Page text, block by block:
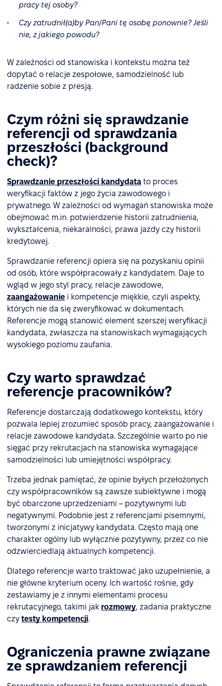
pracy tej osoby?
Czy zatrudnił(a)by Pan/Pani tę osobę ponownie? Jeśli
nie, z jakiego powodu?
W zależności od stanowiska i kontekstu można też
dopytać o relacje zespołowe, samodzielność lub
radzenie sobie z presją.
Czym różni się sprawdzanie
referencji od sprawdzania
przeszłości (background
check)?
Sprawdzanie przeszłości kandydata to proces
weryfikacji faktów z jego życia zawodowego i
prywatnego. W zależności od wymagań stanowiska może
obejmować m.in. potwierdzenie historii zatrudnienia,
wykształcenia, niekaralności, prawa jazdy czy historii
kredytowej.
Sprawdzanie referencji opiera się na pozyskaniu opinii
od osób, które współpracowały z kandydatem. Daje to
wgląd w jego styl pracy, relacje zawodowe,
zaangażowanie i kompetencje miękkie, czyli aspekty,
których nie da się zweryfikować w dokumentach.
Referencje mogą stanowić element szerszej weryfikacji
kandydata, zwłaszcza na stanowiskach wymagających
wysokiego poziomu zaufania.
Czy warto sprawdzać
referencje pracowników?
Referencje dostarczają dodatkowego kontekstu, który
pozwala lepiej zrozumieć sposób pracy, zaangażowanie i
relacje zawodowe kandydata. Szczególnie warto po nie
sięgać przy rekrutacjach na stanowiska wymagające
samodzielności lub umiejętności współpracy.
Trzeba jednak pamiętać, że opinie byłych przełożonych
czy współpracowników są zawsze subiektywne i mogą
być obarczone uprzedzeniami – pozytywnymi lub
negatywnymi. Podobnie jest z referencjami pisemnymi,
tworzonymi z inicjatywy kandydata. Często mają one
charakter ogólny lub wyłącznie pozytywny, przez co nie
odzwierciedlają aktualnych kompetencji.
Dlatego referencje warto traktować jako uzupełnienie, a
nie główne kryterium oceny. Ich wartość rośnie, gdy
zestawiamy je z innymi elementami procesu
rekrutacyjnego, takimi jak rozmowy, zadania praktyczne
czy testy kompetencji.
Ograniczenia prawne związane
ze sprawdzaniem referencji